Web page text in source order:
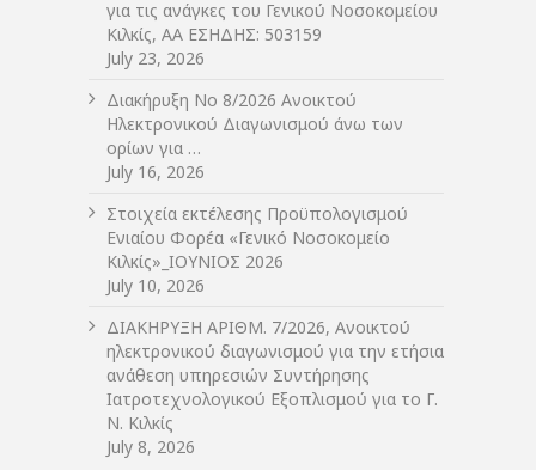
για τις ανάγκες του Γενικού Νοσοκομείου
Κιλκίς, ΑΑ ΕΣΗΔΗΣ: 503159
July 23, 2026
Διακήρυξη Νο 8/2026 Ανοικτού
Ηλεκτρονικού Διαγωνισμού άνω των
ορίων για …
July 16, 2026
Στοιχεία εκτέλεσης Προϋπολογισμού
Ενιαίου Φορέα «Γενικό Νοσοκομείο
Κιλκίς»_ΙΟΥΝΙΟΣ 2026
July 10, 2026
ΔIΑΚΗΡΥΞΗ ΑΡIΘΜ. 7/2026, Ανοικτού
ηλεκτρονικού διαγωνισμού για την ετήσια
ανάθεση υπηρεσιών Συντήρησης
Ιατροτεχνολογικού Εξοπλισμού για το Γ.
Ν. Κιλκίς
July 8, 2026